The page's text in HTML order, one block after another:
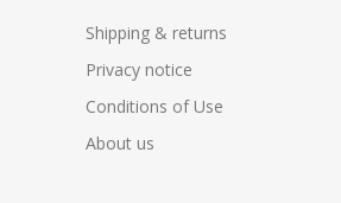
Shipping & returns
Privacy notice
Conditions of Use
About us